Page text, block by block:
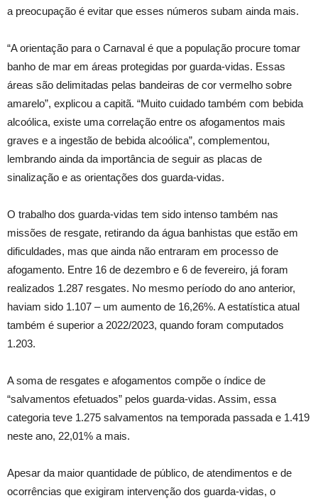
a preocupação é evitar que esses números subam ainda mais.
“A orientação para o Carnaval é que a população procure tomar
banho de mar em áreas protegidas por guarda-vidas. Essas
áreas são delimitadas pelas bandeiras de cor vermelho sobre
amarelo”, explicou a capitã. “Muito cuidado também com bebida
alcoólica, existe uma correlação entre os afogamentos mais
graves e a ingestão de bebida alcoólica”, complementou,
lembrando ainda da importância de seguir as placas de
sinalização e as orientações dos guarda-vidas.
O trabalho dos guarda-vidas tem sido intenso também nas
missões de resgate, retirando da água banhistas que estão em
dificuldades, mas que ainda não entraram em processo de
afogamento. Entre 16 de dezembro e 6 de fevereiro, já foram
realizados 1.287 resgates. No mesmo período do ano anterior,
haviam sido 1.107 – um aumento de 16,26%. A estatística atual
também é superior a 2022/2023, quando foram computados
1.203.
A soma de resgates e afogamentos compõe o índice de
“salvamentos efetuados” pelos guarda-vidas. Assim, essa
categoria teve 1.275 salvamentos na temporada passada e 1.419
neste ano, 22,01% a mais.
Apesar da maior quantidade de público, de atendimentos e de
ocorrências que exigiram intervenção dos guarda-vidas, o